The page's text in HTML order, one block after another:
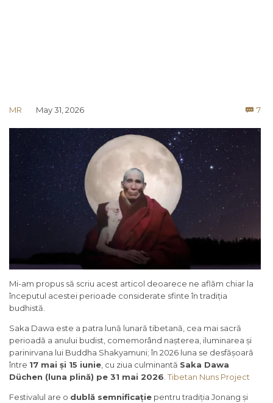
MR May 31, 2026  7
Mi-am propus să scriu acest articol deoarece ne aflăm chiar la
începutul acestei perioade considerate sfinte în tradiția
budhistă.
Saka Dawa este a patra lună lunară tibetană, cea mai sacră
perioadă a anului budist, comemorând nașterea, iluminarea și
parinirvana lui Buddha Shakyamuni; în 2026 luna se desfășoară
între 17 mai și 15 iunie , cu ziua culminantă Saka Dawa
Düchen (luna plină) pe 31 mai 2026 .Tibetan Nuns Project
Festivalul are o dublă semnificație pentru tradiția Jonang și